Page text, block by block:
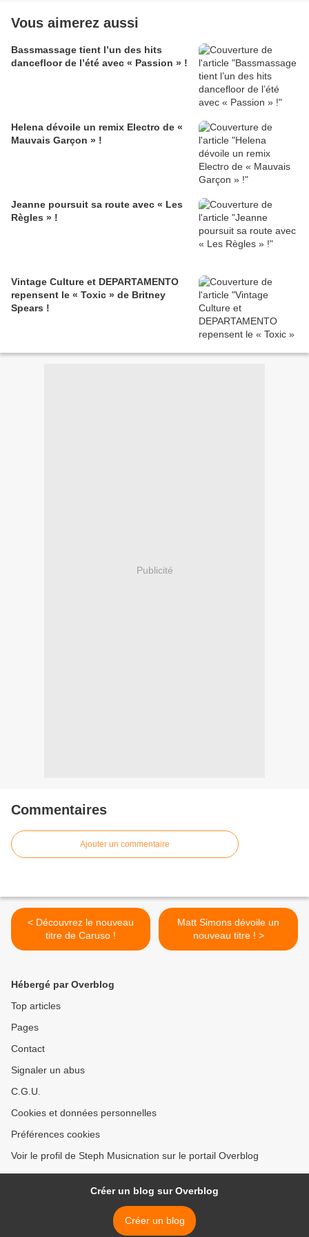
Vous aimerez aussi
Bassmassage tient l’un des hits
dancefloor de l’été avec « Passion » !
Helena dévoile un remix Electro de «
Mauvais Garçon » !
Jeanne poursuit sa route avec « Les
Règles » !
Vintage Culture et DEPARTAMENTO
repensent le « Toxic » de Britney
Spears !
Publicité
Commentaires
Ajouter un commentaire
< Découvrez le nouveau
titre de Caruso !
Matt Simons dévoile un
nouveau titre ! >
Hébergé par Overblog
Top articles
Pages
Contact
Signaler un abus
C.G.U.
Cookies et données personnelles
Préférences cookies
Voir le profil de Steph Musicnation sur le portail Overblog
Créer un blog sur Overblog
Créer un blog